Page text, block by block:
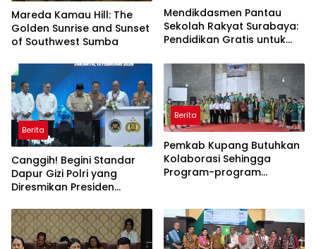
Mareda Kamau Hill: The
Golden Sunrise and Sunset
of Southwest Sumba
Mendikdasmen Pantau
Sekolah Rakyat Surabaya:
Pendidikan Gratis untuk
Berita
Canggih! Begini Standar
Dapur Gizi Polri yang
Diresmikan Presiden
Berita
Pemkab Kupang Butuhkan
Kolaborasi Sehingga
Program-program